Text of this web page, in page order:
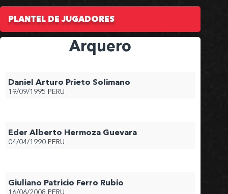
PLANTEL DE JUGADORES
Arquero
Daniel Arturo Prieto Solimano
19/09/1995 PERU
Eder Alberto Hermoza Guevara
04/04/1990 PERU
Giuliano Patricio Ferro Rubio
16/06/2008 PERU